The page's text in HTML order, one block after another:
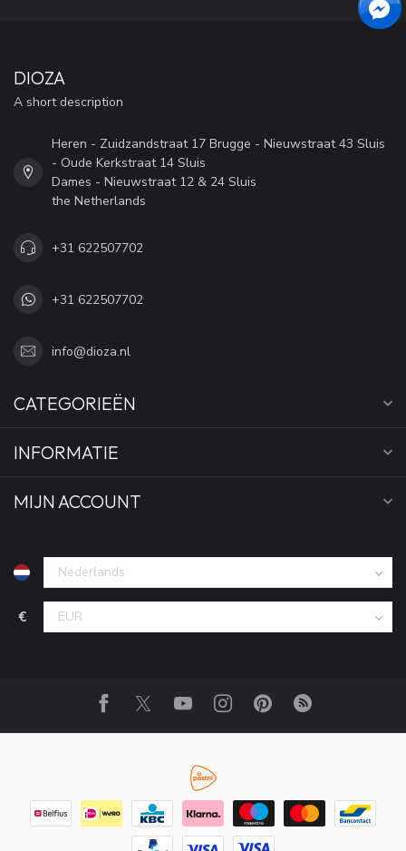
DIOZA
A short description
Heren - Zuidzandstraat 17 Brugge - Nieuwstraat 43 Sluis
- Oude Kerkstraat 14 Sluis
Dames - Nieuwstraat 12 & 24 Sluis
the Netherlands
+31 622507702
+31 622507702
info@dioza.nl
CATEGORIEËN
INFORMATIE
MIJN ACCOUNT
€